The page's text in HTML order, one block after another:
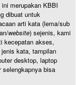
merupakan KBBI
dibuat untuk
arti kata (lema/sub
website) sejenis, kami
kecepatan akses,
kata, tampilan
desktop, laptop
selengkapnya bisa